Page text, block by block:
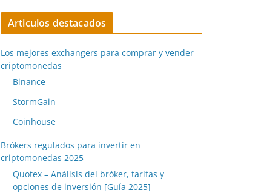
Articulos destacados
Los mejores exchangers para comprar y vender
criptomonedas
Binance
StormGain
Coinhouse
Brókers regulados para invertir en
criptomonedas 2025
Quotex – Análisis del bróker, tarifas y
opciones de inversión [Guía 2025]